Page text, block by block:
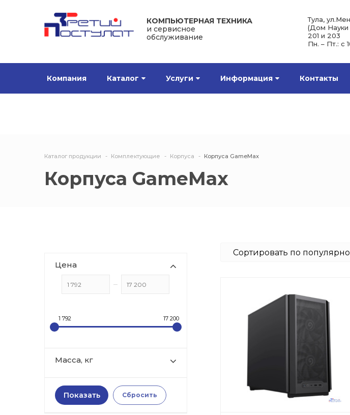
КОМПЬЮТЕРНАЯ ТЕХНИКА
и сервисное
обслуживание
Тула,
(Дом Науки
201 и 203
Пн. – Пт.: с
Компания Каталог Услуги Информация Контакты
Каталог продукции Комплектующие Корпуса Корпуса GameMax
Корпуса GameMax
Цена
1 792 17 200
Масса, кг